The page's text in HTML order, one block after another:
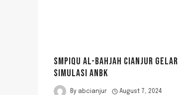
SMPIQU AL-BAHJAH CIANJUR GELAR
SIMULASI ANBK
By abcianjur August 7, 2024